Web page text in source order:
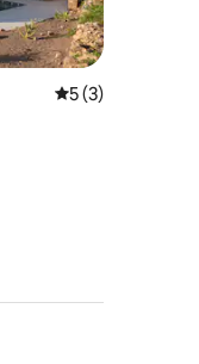
Prosječna
5 (3)